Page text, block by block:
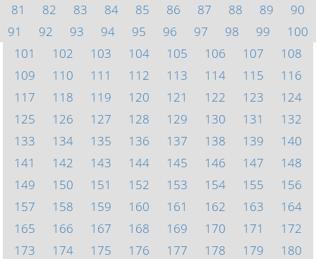
81
82 83 84 85 86 87 88 89
90
91
92 93 94 95 96 97 98 99
100
101
102 103 104 105 106 107
108
109
110 111 112 113 114 115
116
117
118 119 120 121 122 123
124
125
126 127 128 129 130 131
132
133
134 135 136 137 138 139
140
141
142 143 144 145 146 147
148
149
150 151 152 153 154 155
156
157
158 159 160 161 162 163
164
165
166 167 168 169 170 171
172
173
174 175 176 177 178 179
180